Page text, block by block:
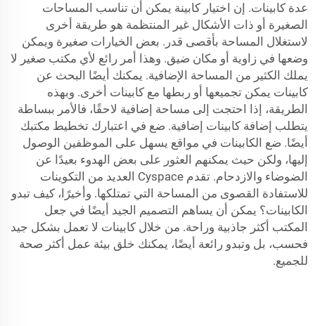
عدة كابينات. إن اختيار كابينة يمكن أن تناسب المساحات
الصغيرة أو ذات الأشكال غير المنتظمة هو طريقة أخرى
لاستغلال المساحة بأقصى قدر. بعض الخيارات صغيرة ويمكن
وضعها في زاوية أو مكان ضيق. وهذا أمر رائع لأي مكتب صغير لا
يملك الكثير من المساحة الإضافية. يمكنك أيضًا البحث عن
كابينات يمكن تجميعها أو ربطها مع كابينات أخرى. وبهذه
الطريقة، إذا احتجت إلى مساحة إضافية لاحقًا، فالأمر ببساطة
يتطلب إضافة كابينات إضافية. ضع في اعتبارك تخطيط مكتبك
أيضًا. ضع الكابينات في مواقع يسهل على الموظفين الوصول
إليها، ولكن حيث يمكنهم العثور على بعض الهدوء بعيدًا عن
الضوضاء والازدحام. تقدم Cyspace العديد من التكوينات
للاستفادة القصوى من المساحة التي تمتلكها. وأخيرًا، كيف تبدو
الكابينات؟ يمكن أن يساهم التصميم الجيد أيضًا في جعل
المكتب أكثر جاذبية وراحة. من خلال كابينات لا تعمل بشكل جيد
فحسب، بل وتبدو رائعة أيضًا، يمكنك خلق بيئة عمل أكثر صحة
للجميع.